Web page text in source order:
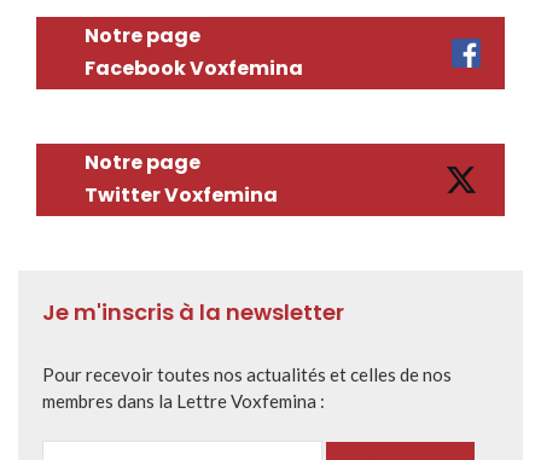
Notre page
Facebook Voxfemina
Notre page
Twitter Voxfemina
Je m'inscris à la newsletter
Pour recevoir toutes nos actualités et celles de nos
membres dans la Lettre Voxfemina :